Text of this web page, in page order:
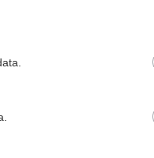
je, že
keď už
preto,
miere